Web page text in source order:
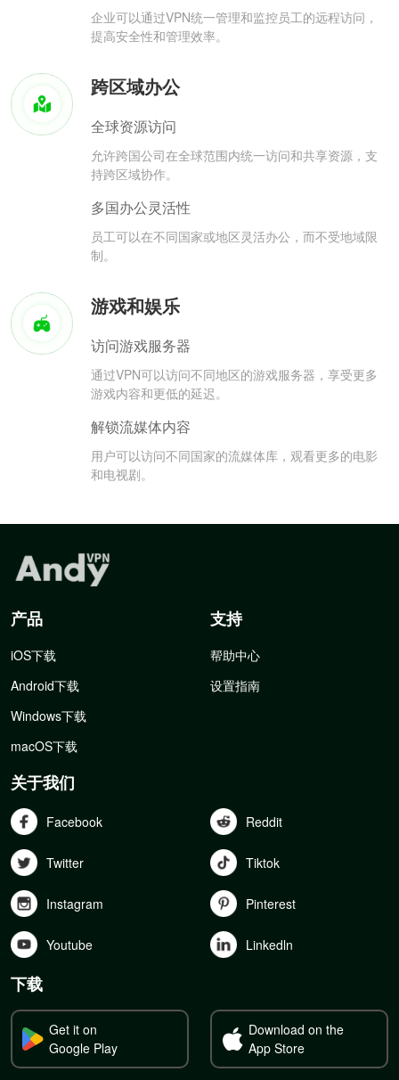
企业可以通过VPN统一管理和监控员工的远程访问，
提高安全性和管理效率。
跨区域办公
全球资源访问
允许跨国公司在全球范围内统一访问和共享资源，支
持跨区域协作。
多国办公灵活性
员工可以在不同国家或地区灵活办公，而不受地域限
制。
游戏和娱乐
访问游戏服务器
通过VPN可以访问不同地区的游戏服务器，享受更多
游戏内容和更低的延迟。
解锁流媒体内容
用户可以访问不同国家的流媒体库，观看更多的电影
和电视剧。
产品
iOS下载
Android下载
Windows下载
macOS下载
支持
帮助中心
设置指南
关于我们
Facebook Reddit
Twitter Tiktok
Instagram Pinterest
Youtube Linkedln
下载
Get it on
Google Play
Download on the
App Store